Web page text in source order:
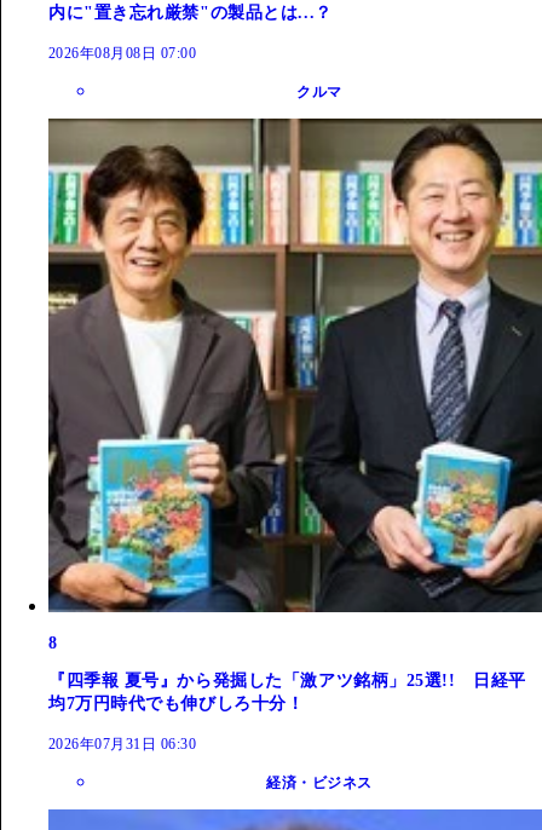
内に"置き忘れ厳禁"の製品とは...？
2026年08月08日 07:00
クルマ
8
『四季報 夏号』から発掘した「激アツ銘柄」25選!! 日経平
均7万円時代でも伸びしろ十分！
2026年07月31日 06:30
経済・ビジネス